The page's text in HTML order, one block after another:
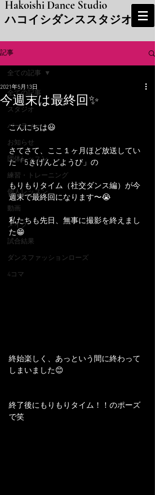
Hakoishi Dance Studio
​ハコイシダンススタジオ
記事
全ての記事
スタジオ
パーティー
お知らせ
団体レッスン
練習・トレーニング
個人レッスン
動画
メイク
試合結果
ダンスファッションローズ
4コマ
全ての記事
今週末は最終回✨
2021年5月13日
こんにちは😃
さてさて、ここ１ヶ月ほど放送してい
た「5きげんどようび」の
もりもりタイム（社交ダンス編）が今
週末で最終回になります〜😭
私たちも先日、無事に撮影を終えまし
た😁
終始楽しく、あっという間に終わって
しまいました😊
終了後にもりもりタイム！！のポーズ
で笑